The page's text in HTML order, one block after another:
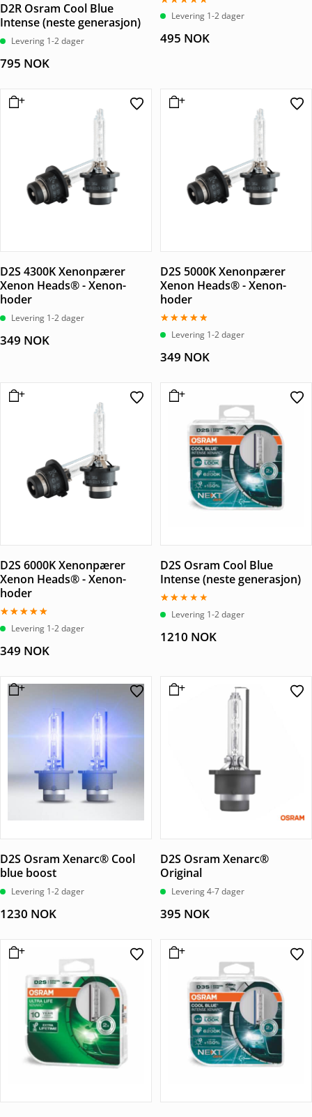
D2R Osram Cool Blue
Intense (neste generasjon)
Levering 1-2 dager
795 NOK
Vurdert
5.00Levering 1-2 dager
495 NOK
D2S 4300K Xenonpærer
Xenon Heads® - Xenon-
hoder
Levering 1-2 dager
349 NOK
D2S 5000K Xenonpærer
Xenon Heads® - Xenon-
hoder
Vurdert
4.50Levering 1-2 dager
349 NOK
D2S 6000K Xenonpærer
Xenon Heads® - Xenon-
hoder
Vurdert
5.00Levering 1-2 dager
349 NOK
D2S Osram Cool Blue
Intense (neste generasjon)
Vurdert
2.00
5
Levering 1-2 dager
1210 NOK
D2S Osram Xenarc® Cool
blue boost
Levering 1-2 dager
1230 NOK
D2S Osram Xenarc®
Original
Levering 4-7 dager
395 NOK